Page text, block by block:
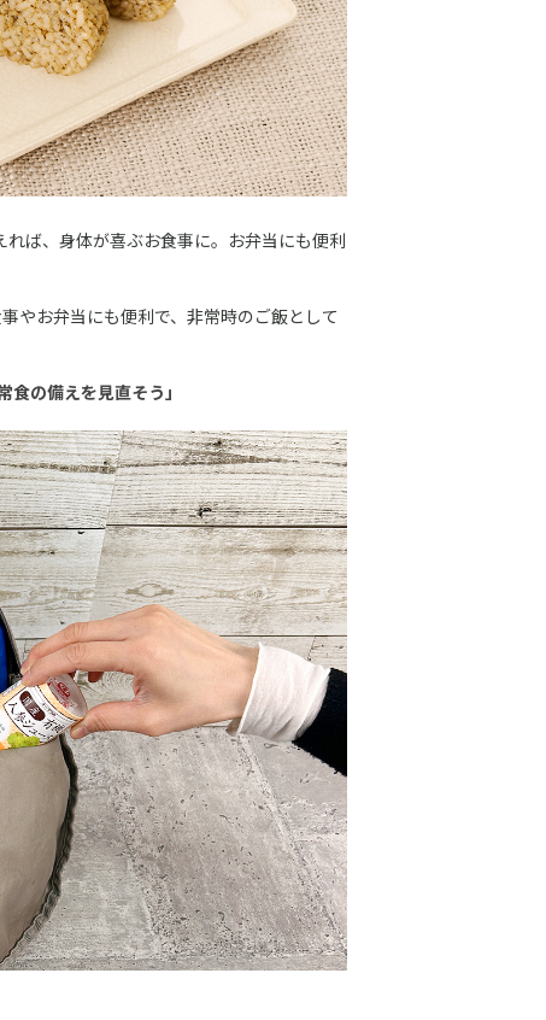
ば、身体が喜ぶお食事に。お弁当にも便利
やお弁当にも便利で、非常時のご飯として
の備えを見直そう」